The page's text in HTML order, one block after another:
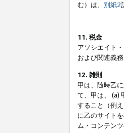
む）は、 別紙2
11. 税金
アソシエイト
および関連義務
12. 雑則
甲は、随時乙
て、甲は、 (a)
すること（例
に乙のサイト
ム・コンテン